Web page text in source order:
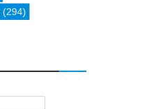
(294)